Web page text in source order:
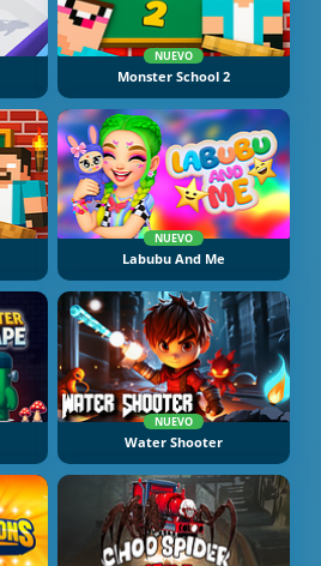
NUEVO
Monster School 2
NUEVO
Labubu And Me
NUEVO
Water Shooter